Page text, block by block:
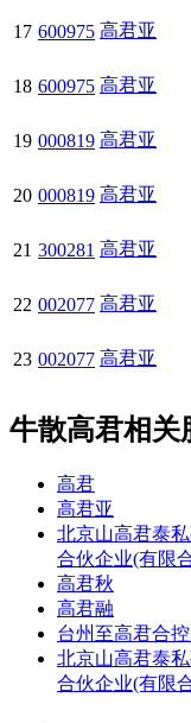
17 600975 高君亚
18 600975 高君亚
19 000819 高君亚
20 000819 高君亚
21 300281 高君亚
22 002077 高君亚
23 002077 高君亚
牛散高君相关
高君
高君亚
北京山高君泰
合伙企业(有限
高君秋
高君融
台州至高君合
北京山高君泰
合伙企业(有限